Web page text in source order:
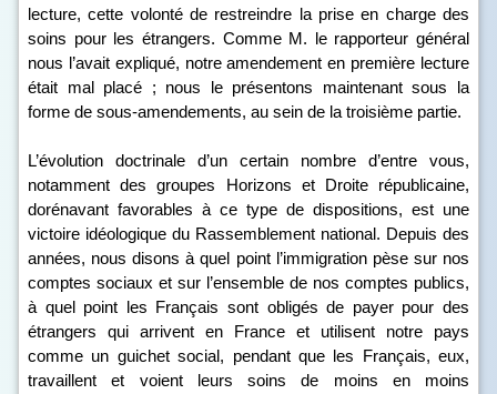
lecture, cette volonté de restreindre la prise en charge des
soins pour les étrangers. Comme M. le rapporteur général
nous l’avait expliqué, notre amendement en première lecture
était mal placé ; nous le présentons maintenant sous la
forme de sous-amendements, au sein de la troisième partie.
L’évolution doctrinale d’un certain nombre d’entre vous,
notamment des groupes Horizons et Droite républicaine,
dorénavant favorables à ce type de dispositions, est une
victoire idéologique du Rassemblement national. Depuis des
années, nous disons à quel point l’immigration pèse sur nos
comptes sociaux et sur l’ensemble de nos comptes publics,
à quel point les Français sont obligés de payer pour des
étrangers qui arrivent en France et utilisent notre pays
comme un guichet social, pendant que les Français, eux,
travaillent et voient leurs soins de moins en moins